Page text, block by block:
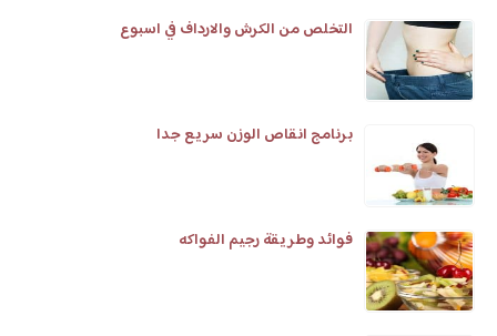
التخلص من الكرش والارداف في اسبوع
برنامج انقاص الوزن سريع جدا
فوائد وطريقة رجيم الفواكه